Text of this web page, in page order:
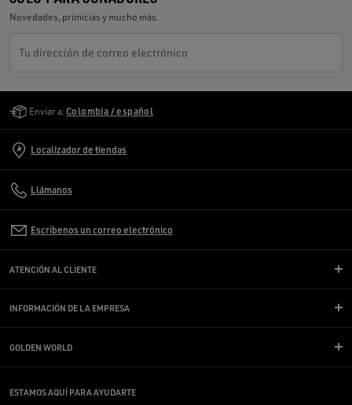
Novedades, primicias y mucho más.
Tu dirección de correo electrónico
Enviar a: Colombia / español
Localizador de tiendas
Llámanos
Escríbenos un correo electrónico
ATENCIÓN AL CLIENTE
INFORMACIÓN DE LA EMPRESA
GOLDEN WORLD
ESTAMOS AQUÍ PARA AYUDARTE